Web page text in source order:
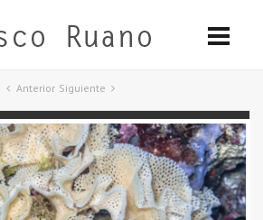
Anterior Siguiente